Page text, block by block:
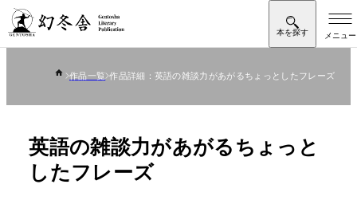
作品一覧 作品詳細：英語の雑談力があがるちょっとしたフレーズ
英語の雑談力があがるちょっと
したフレーズ